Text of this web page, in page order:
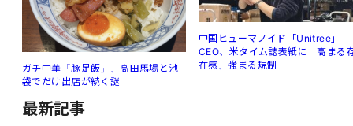
ガチ中華「豚足飯」、高田馬場と池
袋でだけ出店が続く謎
中国ヒューマノイド「Unitree」
CEO、米タイム誌表紙に 高まる
在感、強まる規制
最新記事